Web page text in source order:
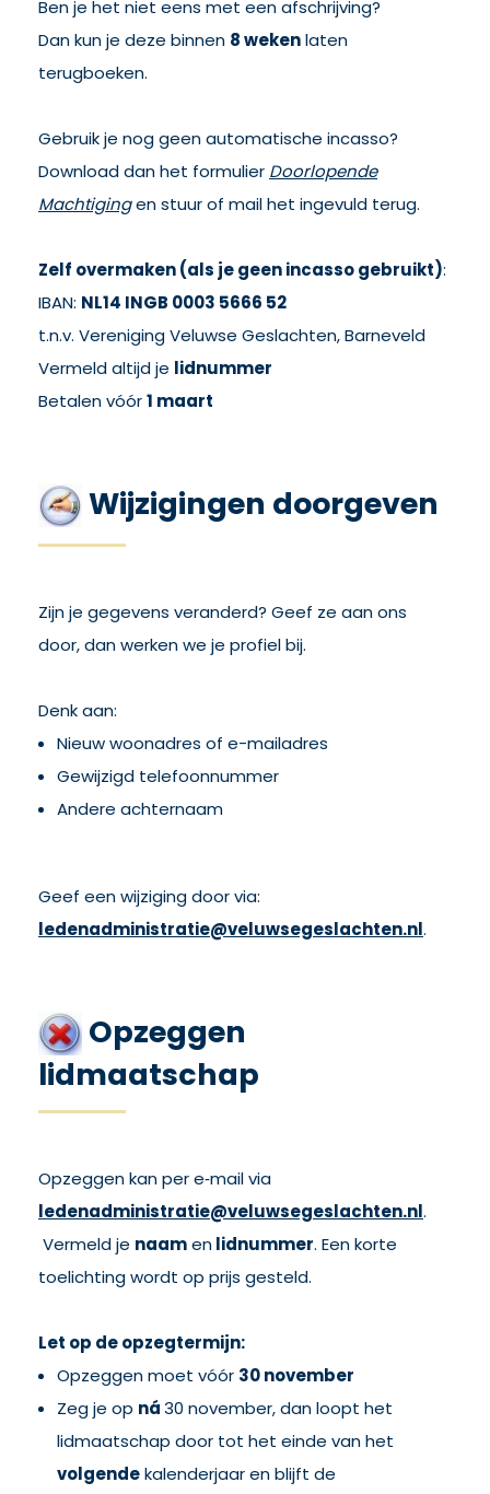
Ben je het niet eens met een afschrijving?
Dan kun je deze binnen 8 wekenlaten
terugboeken.
Gebruik je nog geen automatische incasso?
Download dan het formulier Doorlopende
Machtigingen stuur of mail het ingevuld terug.
Zelf overmaken (als je geen incasso gebruikt):
IBAN: NL14 INGB 0003 5666 52
t.n.v. Vereniging Veluwse Geslachten, Barneveld
Vermeld altijd je lidnummer
Betalen vóór1 maart
Wijzigingen doorgeven
Zijn je gegevens veranderd? Geef ze aan ons
door, dan werken we je profiel bij.
Denk aan:
Nieuw woonadres of e-mailadres
Gewijzigd telefoonnummer
Andere achternaam
Geef een wijziging door via:
ledenadministratie@veluwsegeslachten.nl.
Opzeggen
lidmaatschap
Opzeggen kan per e‑mail via
ledenadministratie@veluwsegeslachten.nl.
Vermeld je naamenlidnummer. Een korte
toelichting wordt op prijs gesteld.
Let op de opzegtermijn:
Opzeggen moet vóór 30 november
Zeg je op ná30 november, dan loopt het
lidmaatschap door tot het einde van het
volgendekalenderjaar en blijft de